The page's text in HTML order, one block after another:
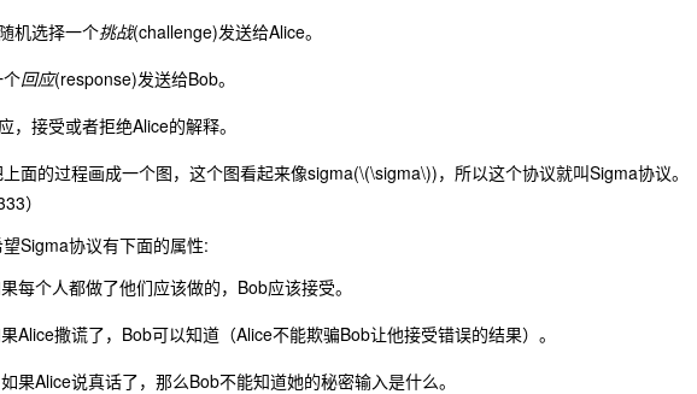
机选择一个挑战(challenge)发送给Alice。
回应(response)发送给Bob。
，接受或者拒绝Alice的解释。
面的过程画成一个图，这个图看起来像sigma(\(\sigma\))，所以这个协议就叫Sigma协议。
）
Sigma协议有下面的属性:
每个人都做了他们应该做的，Bob应该接受。
Alice撒谎了，Bob可以知道（Alice不能欺骗Bob让他接受错误的结果）。
果Alice说真话了，那么Bob不能知道她的秘密输入是什么。